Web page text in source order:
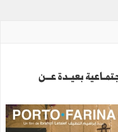
بعيــدة عـــن